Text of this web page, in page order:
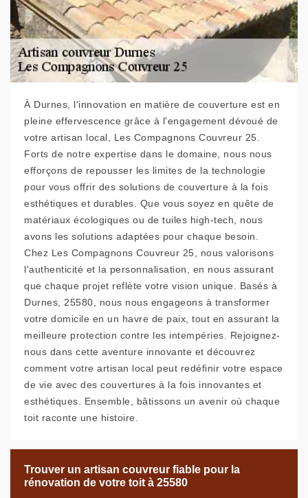
À Durnes, l'innovation en matière de couverture est en
pleine effervescence grâce à l'engagement dévoué de
votre artisan local, Les Compagnons Couvreur 25.
Forts de notre expertise dans le domaine, nous nous
efforçons de repousser les limites de la technologie
pour vous offrir des solutions de couverture à la fois
esthétiques et durables. Que vous soyez en quête de
matériaux écologiques ou de tuiles high-tech, nous
avons les solutions adaptées pour chaque besoin.
Chez Les Compagnons Couvreur 25, nous valorisons
l'authenticité et la personnalisation, en nous assurant
que chaque projet reflète votre vision unique. Basés à
Durnes, 25580, nous nous engageons à transformer
votre domicile en un havre de paix, tout en assurant la
meilleure protection contre les intempéries. Rejoignez-
nous dans cette aventure innovante et découvrez
comment votre artisan local peut redéfinir votre espace
de vie avec des couvertures à la fois innovantes et
esthétiques. Ensemble, bâtissons un avenir où chaque
toit raconte une histoire.
Trouver un artisan couvreur fiable pour la
rénovation de votre toit à 25580